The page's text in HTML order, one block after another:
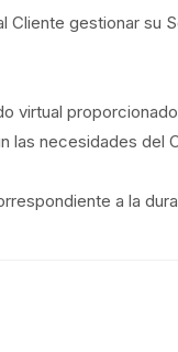
Cliente gestionar su
virtual
las necesidades del
a la